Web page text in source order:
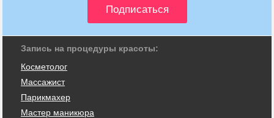
Запись на процедуры красоты:
Косметолог
Массажист
Парикмахер
Мастер маникюра